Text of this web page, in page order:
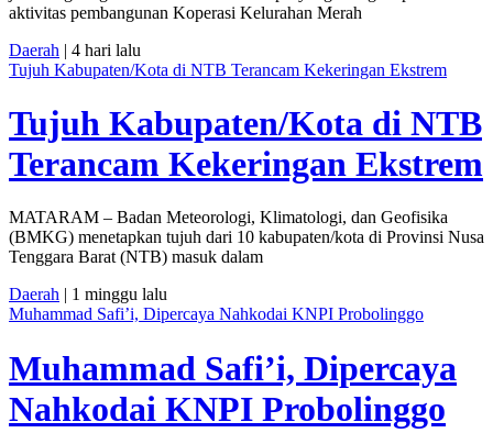
aktivitas pembangunan Koperasi Kelurahan Merah
Daerah | 4 hari lalu
Tujuh Kabupaten/Kota di NTB Terancam Kekeringan Ekstrem
Tujuh Kabupaten/Kota di NTB
Terancam Kekeringan Ekstrem
MATARAM – Badan Meteorologi, Klimatologi, dan Geofisika
(BMKG) menetapkan tujuh dari 10 kabupaten/kota di Provinsi Nusa
Tenggara Barat (NTB) masuk dalam
Daerah | 1 minggu lalu
Muhammad Safi’i, Dipercaya Nahkodai KNPI Probolinggo
Muhammad Safi’i, Dipercaya
Nahkodai KNPI Probolinggo